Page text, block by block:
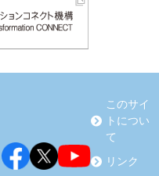
このサイ
トについ
て
リンク